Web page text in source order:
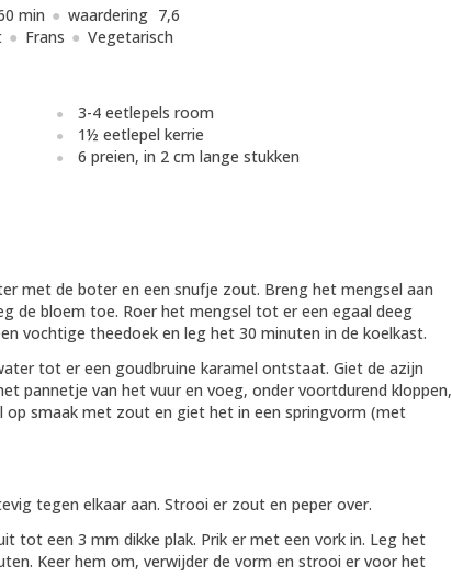
min waardering 7,6
Frans Vegetarisch
3-4 eetlepels room
1½ eetlepel kerrie
6 preien, in 2 cm lange stukken
met de boter en een snufje zout. Breng het mengsel aan
de bloem toe. Roer het mengsel tot er een egaal deeg
vochtige theedoek en leg het 30 minuten in de koelkast.
tot er een goudbruine karamel ontstaat. Giet de azijn
pannetje van het vuur en voeg, onder voortdurend kloppen,
smaak met zout en giet het in een springvorm (met
tegen elkaar aan. Strooi er zout en peper over.
tot een 3 mm dikke plak. Prik er met een vork in. Leg het
Keer hem om, verwijder de vorm en strooi er voor het